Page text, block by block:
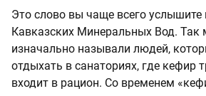
Это слово вы чаще всего услышите
Кавказских Минеральных Вод. Так
изначально называли людей,
отдыхать в санаториях, где кефир
входит в рацион. Со временем